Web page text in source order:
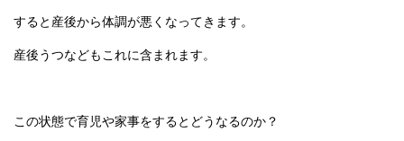
すると産後から体調が悪くなってきます。
産後うつなどもこれに含まれます。
この状態で育児や家事をするとどうなるのか？